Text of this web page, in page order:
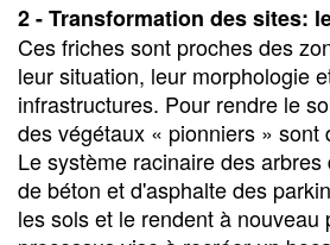
2 - Transformation des sites:
Ces friches sont proches des
leur situation, leur morphologie
infrastructures. Pour rendre le
des végétaux « pionniers » sont
Le système racinaire des
de béton et d'asphalte des
les sols et le rendent à nouveau